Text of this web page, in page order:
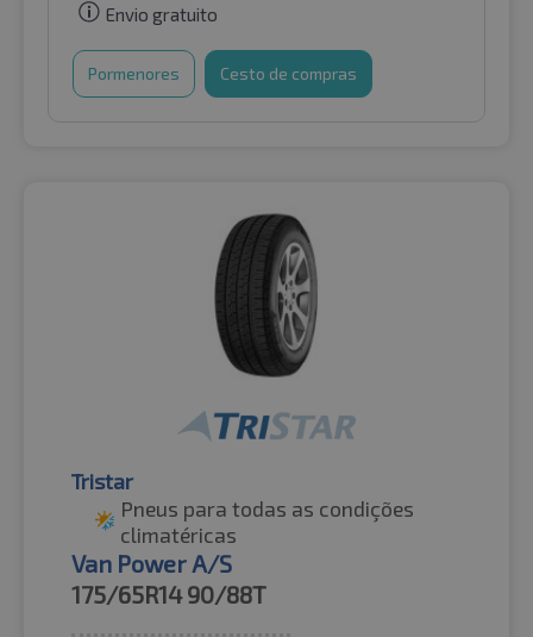
Envio gratuito
Pormenores Cesto de compras
Tristar
Pneus para todas as condições
climatéricas
Van Power A/S
175/65R14 90/88T